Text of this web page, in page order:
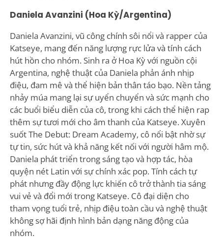
Daniela Avanzini (Hoa Kỳ/Argentina)
Daniela Avanzini, vũ công chính sôi nổi và rapper của
Katseye, mang đến năng lượng rực lửa và tính cách
hút hồn cho nhóm. Sinh ra ở Hoa Kỳ với nguồn cội
Argentina, nghệ thuật của Daniela phản ánh nhịp
điệu, đam mê và thể hiện bản thân táo bạo. Nền tảng
nhảy múa mang lại sự uyển chuyển và sức mạnh cho
các buổi biểu diễn của cô, trong khi cách thể hiện rap
thêm sự tươi mới cho âm thanh của Katseye. Xuyên
suốt The Debut: Dream Academy, cô nổi bật nhờ sự
tự tin, sức hút và khả năng kết nối với người hâm mộ.
Daniela phát triển trong sáng tạo và hợp tác, hòa
quyện nét Latin với sự chính xác pop. Tính cách tự
phát nhưng đầy động lực khiến cô trở thành tia sáng
vui vẻ và đổi mới trong Katseye. Cô đại diện cho
tham vọng tuổi trẻ, nhịp điệu toàn cầu và nghệ thuật
không sợ hãi định hình bản dạng năng động của
nhóm.